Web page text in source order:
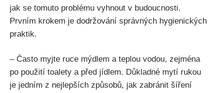
jak‌ se tomuto problému vyhnout v budoucnosti. ​
Prvním krokem je dodržování správných hygienických
praktik.
– Často myjte ​ruce mýdlem a teplou vodou, zejména
po použití toalety a před jídlem. Důkladné mytí rukou
je jedním z nejlepších⁤ způsobů, jak zabránit šíření